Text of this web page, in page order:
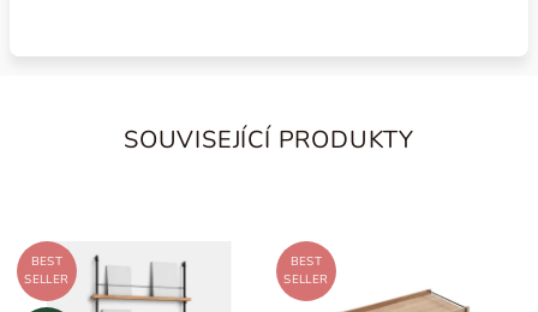
SOUVISEJÍCÍ PRODUKTY
BEST
SELLER
BEST
SELLER